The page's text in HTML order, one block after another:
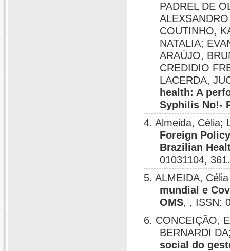
PADREL DE
COUTINHO,
NATALIA;
ARAÚJO,
CREDIDIO
LACERDA,
health: A
Syphilis No!-
4. Almeida, Célia;
Foreign
Brazilian
01031104,
5. ALMEIDA,
mundial e
OMS, , ISSN:
6. CONCEIÇÃO,
BERNARDI
social do